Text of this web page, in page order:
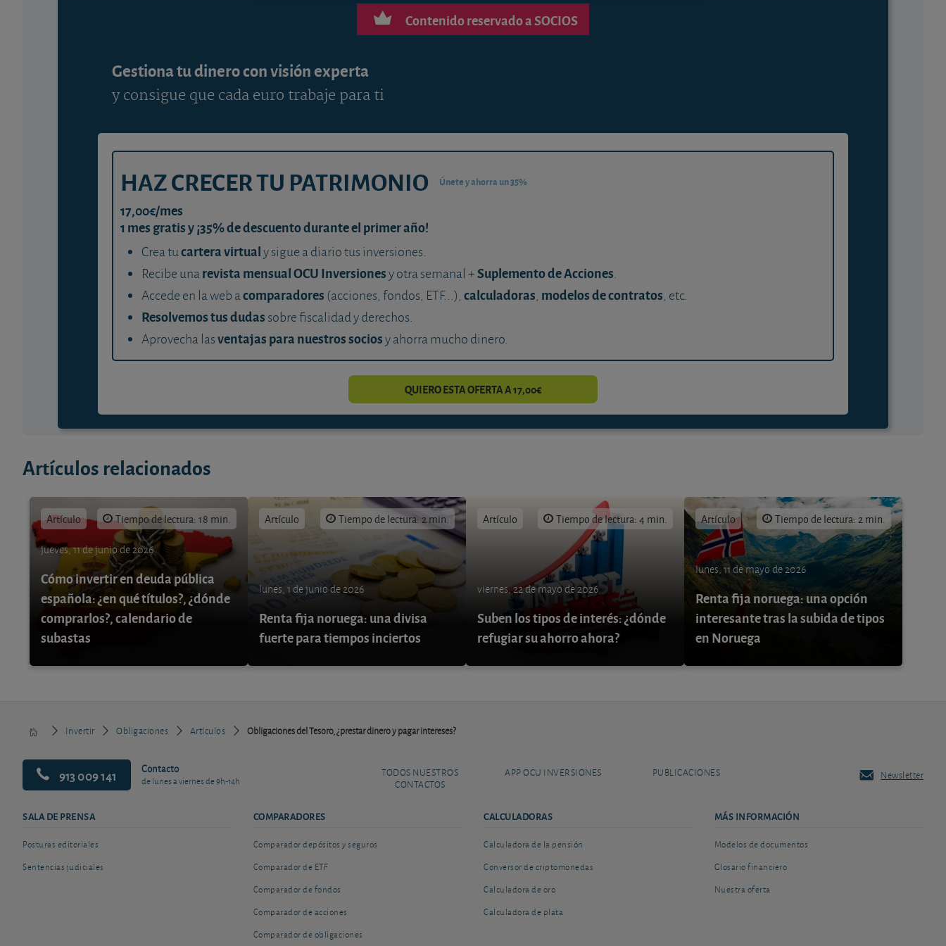
Contenido reservado a SOCIOS
Gestiona tu dinero con visión experta
y consigue que cada euro trabaje para ti
HAZ CRECER TU PATRIMONIO Únete y ahorra un 35%
17,00€/mes
1 mes gratis y ¡35% de descuento durante el primer año!
Crea tucartera virtualy sigue a diario tus inversiones.
Recibe unarevista mensual OCU Inversionesy otra semanal +Suplemento de Acciones.
Accede en la web acomparadores (acciones, fondos, ETF...), calculadoras, modelos de contratos, etc.
Resolvemos tus dudas sobre fiscalidad y derechos.
Aprovecha lasventajas para nuestros sociosy ahorra mucho dinero.
QUIERO ESTA OFERTA A 17,00€
Artículos relacionados
Artículo Tiempo de lectura: 18 min.
jueves, 11 de junio de 2026
Cómo invertir en deuda pública
española: ¿en qué títulos?, ¿dónde
comprarlos?, calendario de
subastas
Artículo Tiempo de lectura: 2 min.
lunes, 1 de junio de 2026
Renta fija noruega: una divisa
fuerte para tiempos inciertos
Artículo Tiempo de lectura: 4 min.
viernes, 22 de mayo de 2026
Suben los tipos de interés: ¿dónde
refugiar su ahorro ahora?
Artículo Tiempo de lectura: 2 min.
lunes, 11 de mayo de 2026
Renta fija noruega: una opción
interesante tras la subida de tipos
en Noruega
Invertir Obligaciones Artículos Obligaciones del Tesoro, ¿prestar dinero y pagar intereses?
913 009 141 Contacto
de lunes a viernes de 9h-14h
TODOS NUESTROS
CONTACTOS
APP OCU INVERSIONES PUBLICACIONES Newsletter
SALA DE PRENSA
Posturas editoriales
Sentencias judiciales
COMPARADORES
Comparador depósitos y seguros
Comparador de ETF
Comparador de fondos
Comparador de acciones
Comparador de obligaciones
CALCULADORAS
Calculadora de la pensión
Conversor de criptomonedas
Calculadora de oro
Calculadora de plata
MÁS INFORMACIÓN
Modelos de documentos
Glosario financiero
Nuestra oferta